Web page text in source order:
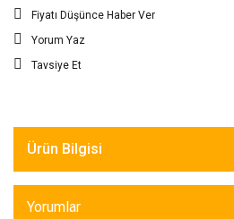
Fiyatı Düşünce Haber Ver
Yorum Yaz
Tavsiye Et
Ürün Bilgisi
Yorumlar